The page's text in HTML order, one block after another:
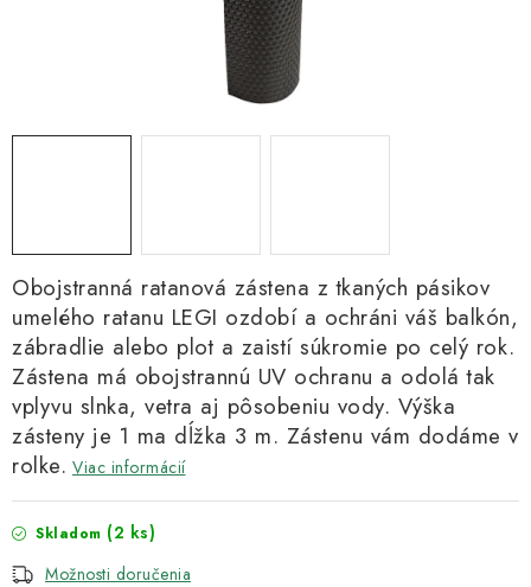
Obojstranná ratanová zástena z tkaných pásikov
umelého ratanu LEGI ozdobí a ochráni váš balkón,
zábradlie alebo plot a zaistí súkromie po celý rok.
Zástena má obojstrannú UV ochranu a odolá tak
vplyvu slnka, vetra aj pôsobeniu vody. Výška
zásteny je 1 ma dĺžka 3 m. Zástenu vám dodáme v
rolke. Viac informácií
Skladom (2 ks)
Možnosti doručenia